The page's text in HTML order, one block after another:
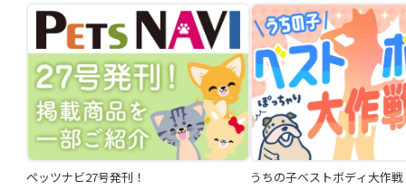
ペッツナビ27号発刊！ うちの子ベストボディ大作戦